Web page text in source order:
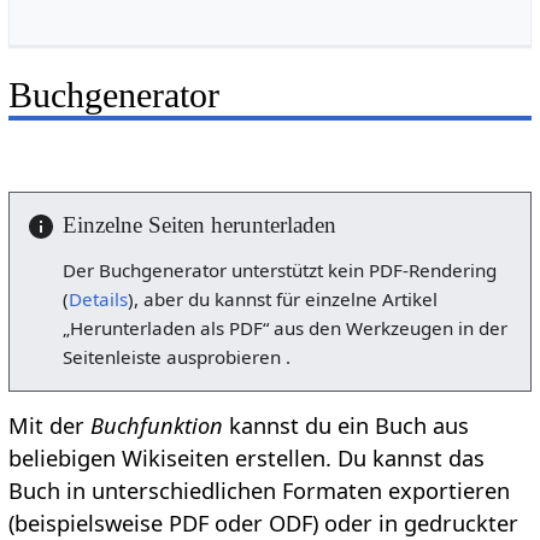
Buchgenerator
Einzelne Seiten herunterladen
Der Buchgenerator unterstützt kein PDF-Rendering
(Details), aber du kannst für einzelne Artikel
„Herunterladen als PDF“ aus den Werkzeugen in der
Seitenleiste ausprobieren .
Mit der Buchfunktion kannst du ein Buch aus
beliebigen Wikiseiten erstellen. Du kannst das
Buch in unterschiedlichen Formaten exportieren
(beispielsweise PDF oder ODF) oder in gedruckter